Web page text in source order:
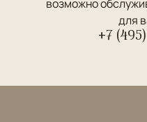
возможно
для
+7